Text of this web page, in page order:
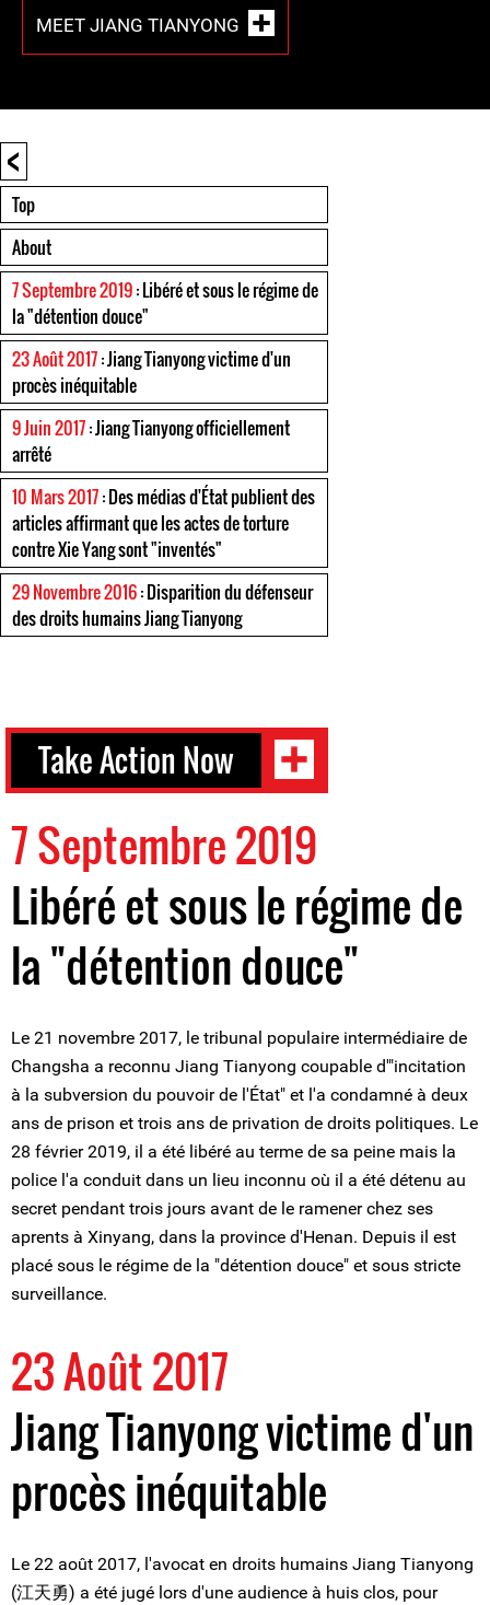
MEET JIANG TIANYONG
<
Top
About
7 Septembre 2019: Libéré et sous le régime de
la "détention douce"
23 Août 2017: Jiang Tianyong victime d'un
procès inéquitable
9 Juin 2017: Jiang Tianyong officiellement
arrêté
10 Mars 2017: Des médias d'État publient des
articles affirmant que les actes de torture
contre Xie Yang sont "inventés"
29 Novembre 2016: Disparition du défenseur
des droits humains Jiang Tianyong
Take Action Now
7 Septembre 2019
Libéré et sous le régime de
la "détention douce"
Le 21 novembre 2017, le tribunal populaire intermédiaire de
Changsha a reconnu Jiang Tianyong coupable d'"incitation
à la subversion du pouvoir de l'État" et l'a condamné à deux
ans de prison et trois ans de privation de droits politiques. Le
28 février 2019, il a été libéré au terme de sa peine mais la
police l'a conduit dans un lieu inconnu où il a été détenu au
secret pendant trois jours avant de le ramener chez ses
aprents à Xinyang, dans la province d'Henan. Depuis il est
placé sous le régime de la "détention douce" et sous stricte
surveillance.
23 Août 2017
Jiang Tianyong victime d'un
procès inéquitable
Le 22 août 2017, l'avocat en droits humains Jiang Tianyong
(江天勇) a été jugé lors d'une audience à huis clos, pour